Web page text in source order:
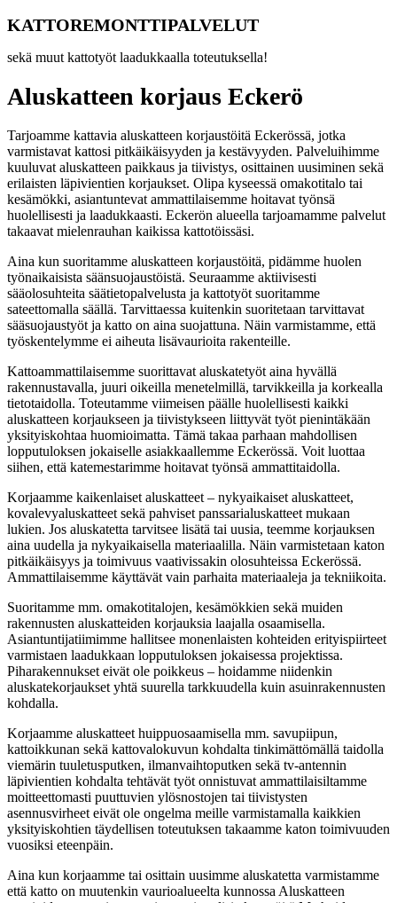
KATTOREMONTTIPALVELUT
sekä muut kattotyöt laadukkaalla toteutuksella!
Aluskatteen korjaus Eckerö
Tarjoamme kattavia aluskatteen korjaustöitä Eckerössä, jotka
varmistavat kattosi pitkäikäisyyden ja kestävyyden. Palveluihimme
kuuluvat aluskatteen paikkaus ja tiivistys, osittainen uusiminen sekä
erilaisten läpivientien korjaukset. Olipa kyseessä omakotitalo tai
kesämökki, asiantuntevat ammattilaisemme hoitavat työnsä
huolellisesti ja laadukkaasti. Eckerön alueella tarjoamamme palvelut
takaavat mielenrauhan kaikissa kattotöissäsi.
Aina kun suoritamme aluskatteen korjaustöitä, pidämme huolen
työnaikaisista säänsuojaustöistä. Seuraamme aktiivisesti
sääolosuhteita säätietopalvelusta ja kattotyöt suoritamme
sateettomalla säällä. Tarvittaessa kuitenkin suoritetaan tarvittavat
sääsuojaustyöt ja katto on aina suojattuna. Näin varmistamme, että
työskentelymme ei aiheuta lisävaurioita rakenteille.
Kattoammattilaisemme suorittavat aluskatetyöt aina hyvällä
rakennustavalla, juuri oikeilla menetelmillä, tarvikkeilla ja korkealla
tietotaidolla. Toteutamme viimeisen päälle huolellisesti kaikki
aluskatteen korjaukseen ja tiivistykseen liittyvät työt pienintäkään
yksityiskohtaa huomioimatta. Tämä takaa parhaan mahdollisen
lopputuloksen jokaiselle asiakkaallemme Eckerössä. Voit luottaa
siihen, että katemestarimme hoitavat työnsä ammattitaidolla.
Korjaamme kaikenlaiset aluskatteet – nykyaikaiset aluskatteet,
kovalevyaluskatteet sekä pahviset panssarialuskatteet mukaan
lukien. Jos aluskatetta tarvitsee lisätä tai uusia, teemme korjauksen
aina uudella ja nykyaikaisella materiaalilla. Näin varmistetaan katon
pitkäikäisyys ja toimivuus vaativissakin olosuhteissa Eckerössä.
Ammattilaisemme käyttävät vain parhaita materiaaleja ja tekniikoita.
Suoritamme mm. omakotitalojen, kesämökkien sekä muiden
rakennusten aluskatteiden korjauksia laajalla osaamisella.
Asiantuntijatiimimme hallitsee monenlaisten kohteiden erityispiirteet
varmistaen laadukkaan lopputuloksen jokaisessa projektissa.
Piharakennukset eivät ole poikkeus – hoidamme niidenkin
aluskatekorjaukset yhtä suurella tarkkuudella kuin asuinrakennusten
kohdalla.
Korjaamme aluskatteet huippuosaamisella mm. savupiipun,
kattoikkunan sekä kattovalokuvun kohdalta tinkimättömällä taidolla
viemärin tuuletusputken, ilmanvaihtoputken sekä tv-antennin
läpivientien kohdalta tehtävät työt onnistuvat ammattilaisiltamme
moitteettomasti puuttuvien ylösnostojen tai tiivistysten
asennusvirheet eivät ole ongelma meille varmistamalla kaikkien
yksityiskohtien täydellisen toteutuksen takaamme katon toimivuuden
vuosiksi eteenpäin.
Aina kun korjaamme tai osittain uusimme aluskatetta varmistamme
että katto on muutenkin vaurioalueelta kunnossa Aluskatteen